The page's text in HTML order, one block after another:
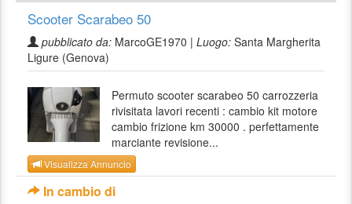
Scooter Scarabeo 50
pubblicato da: MarcoGE1970 | Luogo: Santa Margherita
Ligure (Genova)
Permuto scooter scarabeo 50 carrozzeria
rivisitata lavori recenti : cambio kit motore
cambio frizione km 30000 . perfettamente
marciante revisione...
Visualizza Annuncio
In cambio di